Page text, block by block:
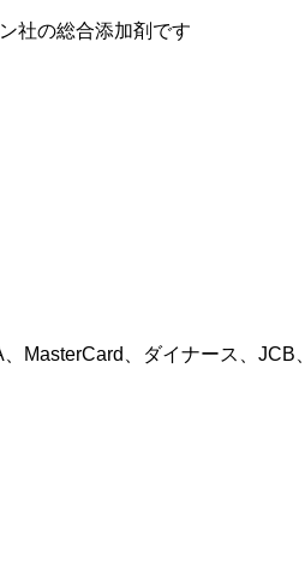
社の総合添加剤です
MasterCard、ダイナース、